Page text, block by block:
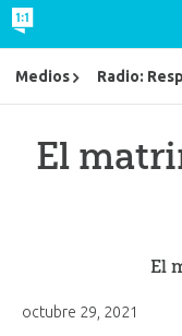
El
El
octubre 29, 2021
Medios Radio: